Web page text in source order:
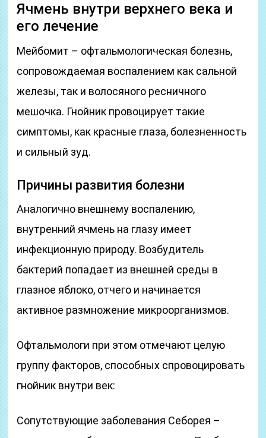
Ячмень внутри верхнего века и
его лечение
Мейбомит – офтальмологическая болезнь,
сопровождаемая воспалением как сальной
железы, так и волосяного ресничного
мешочка. Гнойник провоцирует такие
симптомы, как красные глаза, болезненность
и сильный зуд.
Причины развития болезни
Аналогично внешнему воспалению,
внутренний ячмень на глазу имеет
инфекционную природу. Возбудитель
бактерий попадает из внешней среды в
глазное яблоко, отчего и начинается
активное размножение микроорганизмов.
Офтальмологи при этом отмечают целую
группу факторов, способных спровоцировать
гнойник внутри век:
Сопутствующие заболевания Себорея –